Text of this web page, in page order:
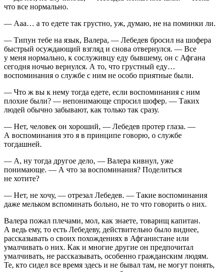
что все нормально.
— Ааа… а то едете так грустно, уж, думаю, не на поминки ли.
— Типун тебе на язык, Валера, — Лебедев бросил на шофера
быстрый осуждающий взгляд и снова отвернулся. — Все
у меня нормально, к сослуживцу еду бывшему, он с Афгана
сегодня ночью вернулся. А то, что грустный еду…
воспоминания о службе с ним не особо приятные были.
— Что ж вы к нему тогда едете, если воспоминания с ним
плохие были? — непонимающе спросил шофер. — Таких
людей обычно забывают, как только так сразу.
— Нет, человек он хороший, — Лебедев протер глаза. —
А воспоминания это я в принципе говорю, о службе
тогдашней.
— А, ну тогда другое дело, — Валера кивнул, уже
понимающе. — А что за воспоминания? Поделиться
не хотите?
— Нет, не хочу, — отрезал Лебедев. — Такие воспоминания
даже мельком вспоминать больно, не то что говорить о них.
Валера пожал плечами, мол, как знаете, товарищ капитан.
А ведь ему, то есть Лебедеву, действительно было виднее,
рассказывать о своих похождениях в Афганистане или
умалчивать о них. Как и многие другие он предпочитал
умалчивать, не рассказывать, особенно гражданским людям.
Те, кто сидел все время здесь и не бывал там, не могут понять,